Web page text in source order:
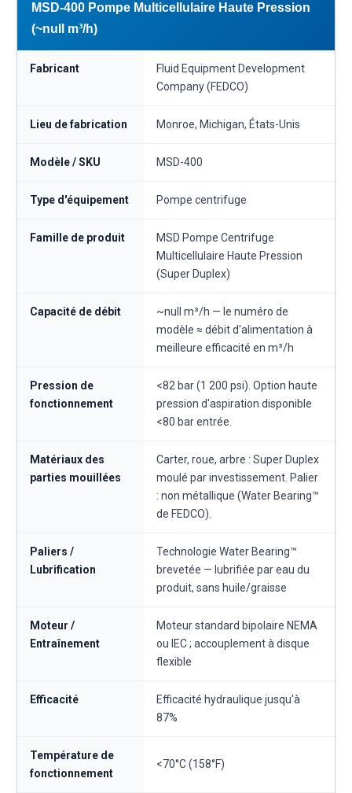
MSD-400 Pompe Multicellulaire Haute Pression
(~null m³/h)
Fabricant
Fluid Equipment Development
Company (FEDCO)
Lieu de fabrication Monroe, Michigan, États-Unis
Modèle / SKU MSD-400
Type d'équipement Pompe centrifuge
Famille de produit
MSD Pompe Centrifuge
Multicellulaire Haute Pression
(Super Duplex)
Capacité de débit
~null m³/h — le numéro de
modèle ≈ débit d'alimentation à
meilleure efficacité en m³/h
Pression de
fonctionnement
<82 bar (1 200 psi). Option haute
pression d'aspiration disponible
<80 bar entrée.
Matériaux des
parties mouillées
Carter, roue, arbre : Super Duplex
moulé par investissement. Palier
: non métallique (Water Bearing™
de FEDCO).
Paliers /
Lubrification
Technologie Water Bearing™
brevetée — lubrifiée par eau du
produit, sans huile/graisse
Moteur /
Entraînement
Moteur standard bipolaire NEMA
ou IEC ; accouplement à disque
flexible
Efficacité
Efficacité hydraulique jusqu'à
87%
Température de
fonctionnement
<70°C (158°F)